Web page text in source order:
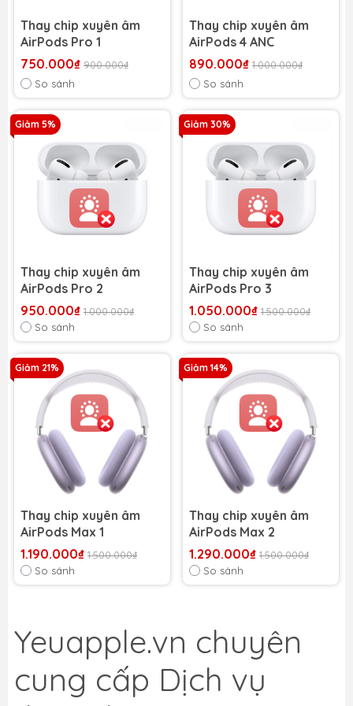
Thay chip xuyên âm
AirPods Pro 1
750.000₫ 900.000₫
So sánh
Thay chip xuyên âm
AirPods 4 ANC
890.000₫ 1.000.000₫
So sánh
Giảm 5%
Thay chip xuyên âm
AirPods Pro 2
950.000₫ 1.000.000₫
So sánh
Giảm 30%
Thay chip xuyên âm
AirPods Pro 3
1.050.000₫ 1.500.000₫
So sánh
Giảm 21%
Thay chip xuyên âm
AirPods Max 1
1.190.000₫ 1.500.000₫
So sánh
Giảm 14%
Thay chip xuyên âm
AirPods Max 2
1.290.000₫ 1.500.000₫
So sánh
Yeuapple.vn chuyên
cung cấp Dịch vụ